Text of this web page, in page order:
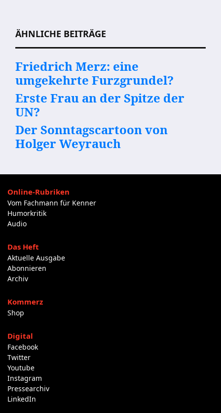
ÄHNLICHE BEITRÄGE
Friedrich Merz: eine
umgekehrte Furzgrundel?
Erste Frau an der Spitze der
UN?
Der Sonntagscartoon von
Holger Weyrauch
Online-Rubriken
Vom Fachmann für Kenner
Humorkritik
Audio
Das Heft
Aktuelle Ausgabe
Abonnieren
Archiv
Kommerz
Shop
Digital
Facebook
Twitter
Youtube
Instagram
Pressearchiv
LinkedIn